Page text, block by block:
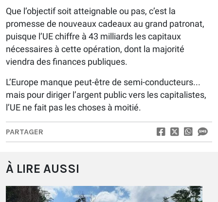
Que l’objectif soit atteignable ou pas, c’est la
promesse de nouveaux cadeaux au grand patronat,
puisque l’UE chiffre à 43 milliards les capitaux
nécessaires à cette opération, dont la majorité
viendra des finances publiques.
L’Europe manque peut-être de semi-conducteurs...
mais pour diriger l’argent public vers les capitalistes,
l’UE ne fait pas les choses à moitié.
PARTAGER
À LIRE AUSSI